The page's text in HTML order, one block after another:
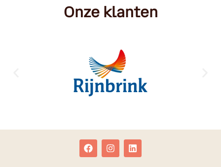
Onze klanten